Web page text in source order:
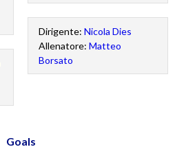
Dirigente: Nicola Dies
Allenatore: Matteo
Borsato
Goals